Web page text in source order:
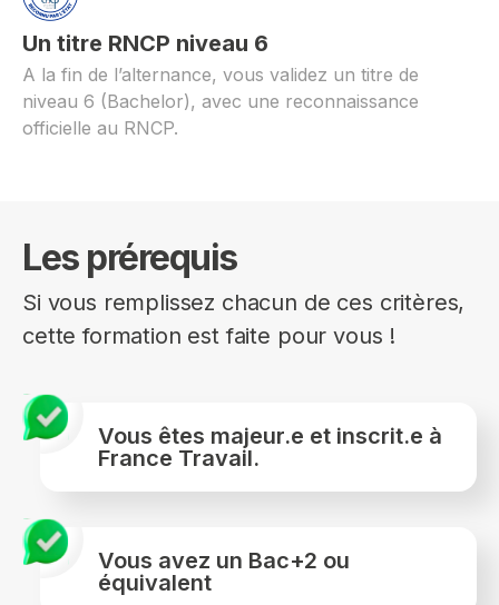
Un titre RNCP niveau 6
A la fin de l’alternance, vous validez un titre de
niveau 6 (Bachelor), avec une reconnaissance
officielle au RNCP.
Les prérequis
Si vous remplissez chacun de ces critères,
cette formation est faite pour vous !
Vous êtes majeur.e et inscrit.e à
France Travail.
Vous avez un Bac+2 ou
équivalent